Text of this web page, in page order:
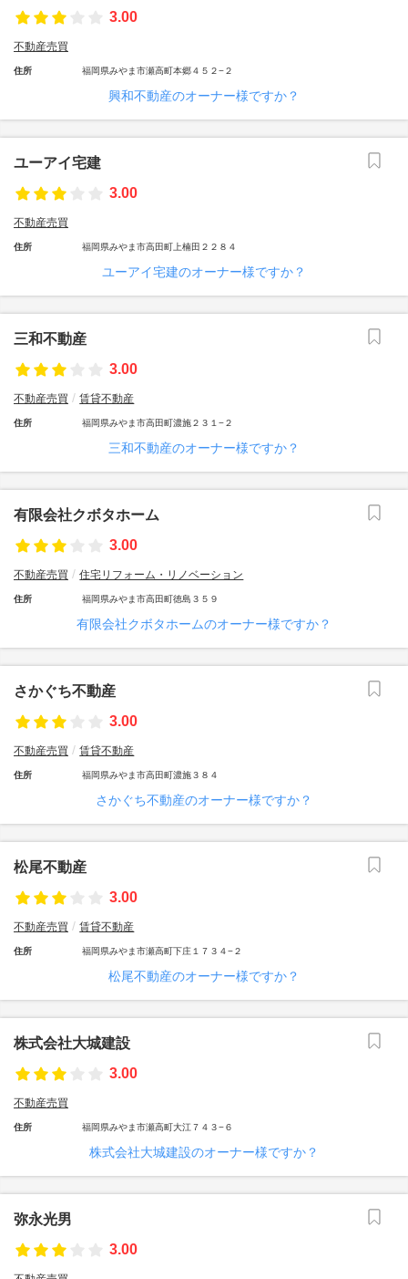
3.00
不動産売買
住所 福岡県みやま市瀬高町本郷４５２−２
興和不動産のオーナー様ですか？
ユーアイ宅建
3.00
不動産売買
住所 福岡県みやま市高田町上楠田２２８４
ユーアイ宅建のオーナー様ですか？
三和不動産
3.00
不動産売買 賃貸不動産
住所 福岡県みやま市高田町濃施２３１−２
三和不動産のオーナー様ですか？
有限会社クボタホーム
3.00
不動産売買 住宅リフォーム・リノベーション
住所 福岡県みやま市高田町徳島３５９
有限会社クボタホームのオーナー様ですか？
さかぐち不動産
3.00
不動産売買 賃貸不動産
住所 福岡県みやま市高田町濃施３８４
さかぐち不動産のオーナー様ですか？
松尾不動産
3.00
不動産売買 賃貸不動産
住所 福岡県みやま市瀬高町下庄１７３４−２
松尾不動産のオーナー様ですか？
株式会社大城建設
3.00
不動産売買
住所 福岡県みやま市瀬高町大江７４３−６
株式会社大城建設のオーナー様ですか？
弥永光男
3.00